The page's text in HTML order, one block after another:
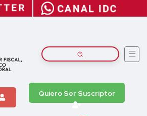
Quiero Ser Suscriptor